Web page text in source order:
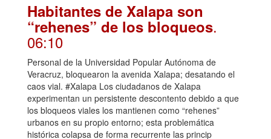
Habitantes de Xalapa son
“rehenes” de los bloqueos.
06:10
Personal de la Universidad Popular Autónoma de
Veracruz, bloquearon la avenida Xalapa; desatando el
caos vial. #Xalapa Los ciudadanos de Xalapa
experimentan un persistente descontento debido a que
los bloqueos viales los mantienen como “rehenes”
urbanos en su propio entorno; esta problemática
histórica colapsa de forma recurrente las princip